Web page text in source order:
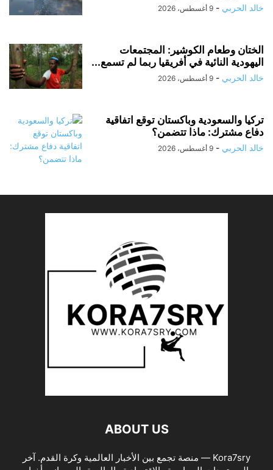
خالد الحربي - 9 أغسطس، 2026
الختان وطعام الكوشير: المجتمعات
اليهودية النائية في أفريقيا ربما لم تسمع...
خالد الحربي - 9 أغسطس، 2026
تركيا والسعودية وباكستان توقع اتفاقية
دفاع مشترك: ماذا تتضمن؟
خالد الحربي - 9 أغسطس، 2026
ABOUT US
Kora7sry — منصة تجمع بين الأخبار العالمية وكرة القدم. آخر